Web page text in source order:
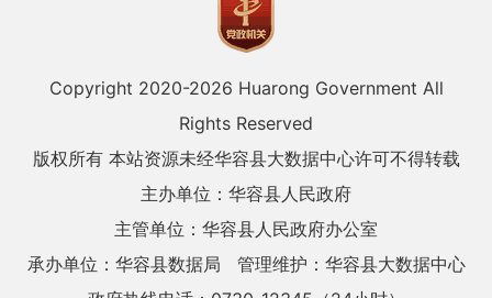
Copyright 2020-2026 Huarong Government All
Rights Reserved
版权所有 本站资源未经华容县大数据中心许可不得转载
主办单位：华容县人民政府
主管单位：华容县人民政府办公室
承办单位：华容县数据局
管理维护：华容县大数据中心